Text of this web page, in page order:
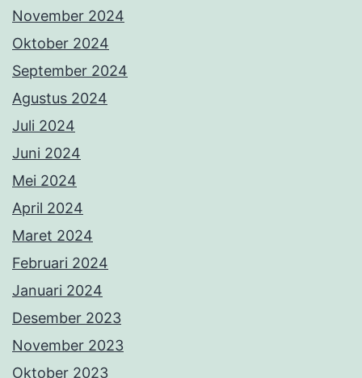
November 2024
Oktober 2024
September 2024
Agustus 2024
Juli 2024
Juni 2024
Mei 2024
April 2024
Maret 2024
Februari 2024
Januari 2024
Desember 2023
November 2023
Oktober 2023